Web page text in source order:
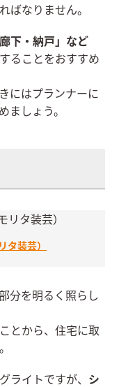
ばなりません。
下・納戸」など
ることをおすすめ
にはプランナーに
ましょう。
タ装芸）
分を明るく照らし
とから、住宅に取
ライトですが、 シ